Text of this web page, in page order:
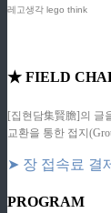
레고생각 lego think
★ FIELD
[집현담集賢膽]의 글
교환을 통한 접지
➤ 장 접속료 결
PROGRAM